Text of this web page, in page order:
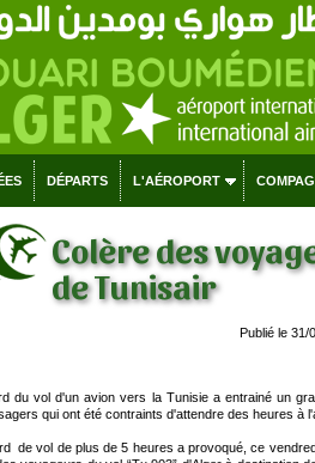
DÉPARTS L'AÉROPORT
Colère des
de Tunisair
Publié le 31/
du vol d'un avion vers la Tunisie a entrainé un
qui ont été contraints d'attendre des heures à
de vol de plus de 5 heures a provoqué, ce